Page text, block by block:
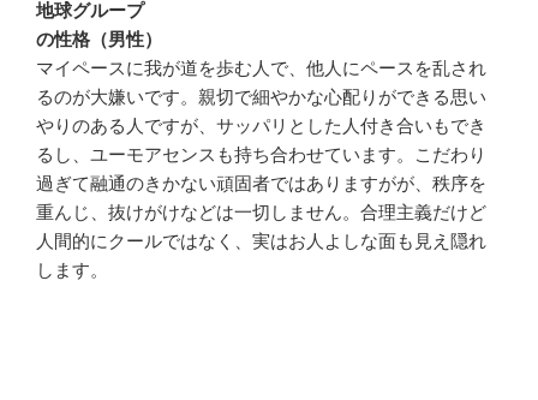
地球グループ
の性格（男性）
マイペースに我が道を歩む人で、他人にペースを乱され
るのが大嫌いです。親切で細やかな心配りができる思い
やりのある人ですが、サッパリとした人付き合いもでき
るし、ユーモアセンスも持ち合わせています。こだわり
過ぎて融通のきかない頑固者ではありますがが、秩序を
重んじ、抜けがけなどは一切しません。合理主義だけど
人間的にクールではなく、実はお人よしな面も見え隠れ
します。